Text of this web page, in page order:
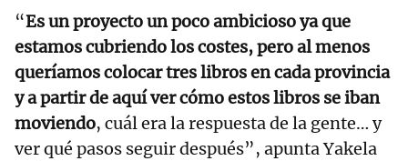
“Es un proyecto un poco ambicioso ya que
estamos cubriendo los costes, pero al menos
queríamos colocar tres libros en cada provincia
y a partir de aquí ver cómo estos libros se iban
moviendo, cuál era la respuesta de la gente… y
ver qué pasos seguir después”, apunta Yakela